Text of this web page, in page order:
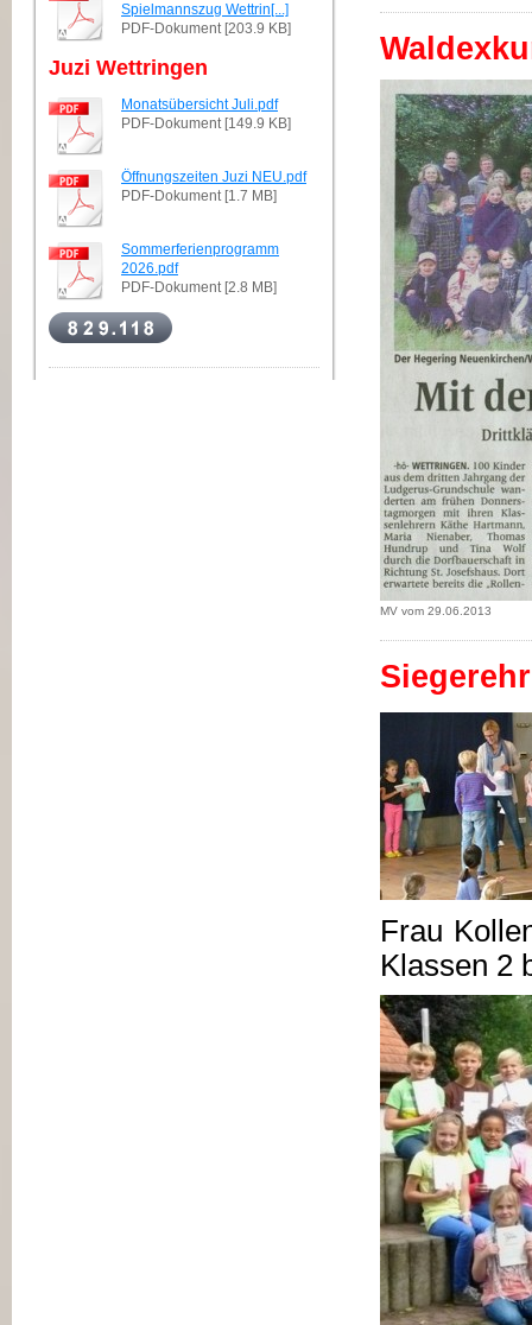
Spielmannszug Wettrin[...]
PDF-Dokument [203.9 KB]
Juzi Wettringen
Monatsübersicht Juli.pdf
PDF-Dokument [149.9 KB]
Öffnungszeiten Juzi NEU.pdf
PDF-Dokument [1.7 MB]
Sommerferienprogramm
2026.pdf
PDF-Dokument [2.8 MB]
MV vom 29.06.2013
Frau
Klassen 2